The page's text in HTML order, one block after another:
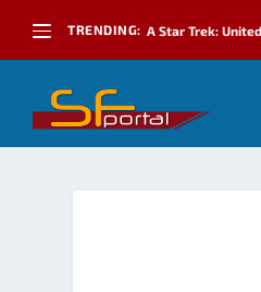
TRENDING: A Star Trek: